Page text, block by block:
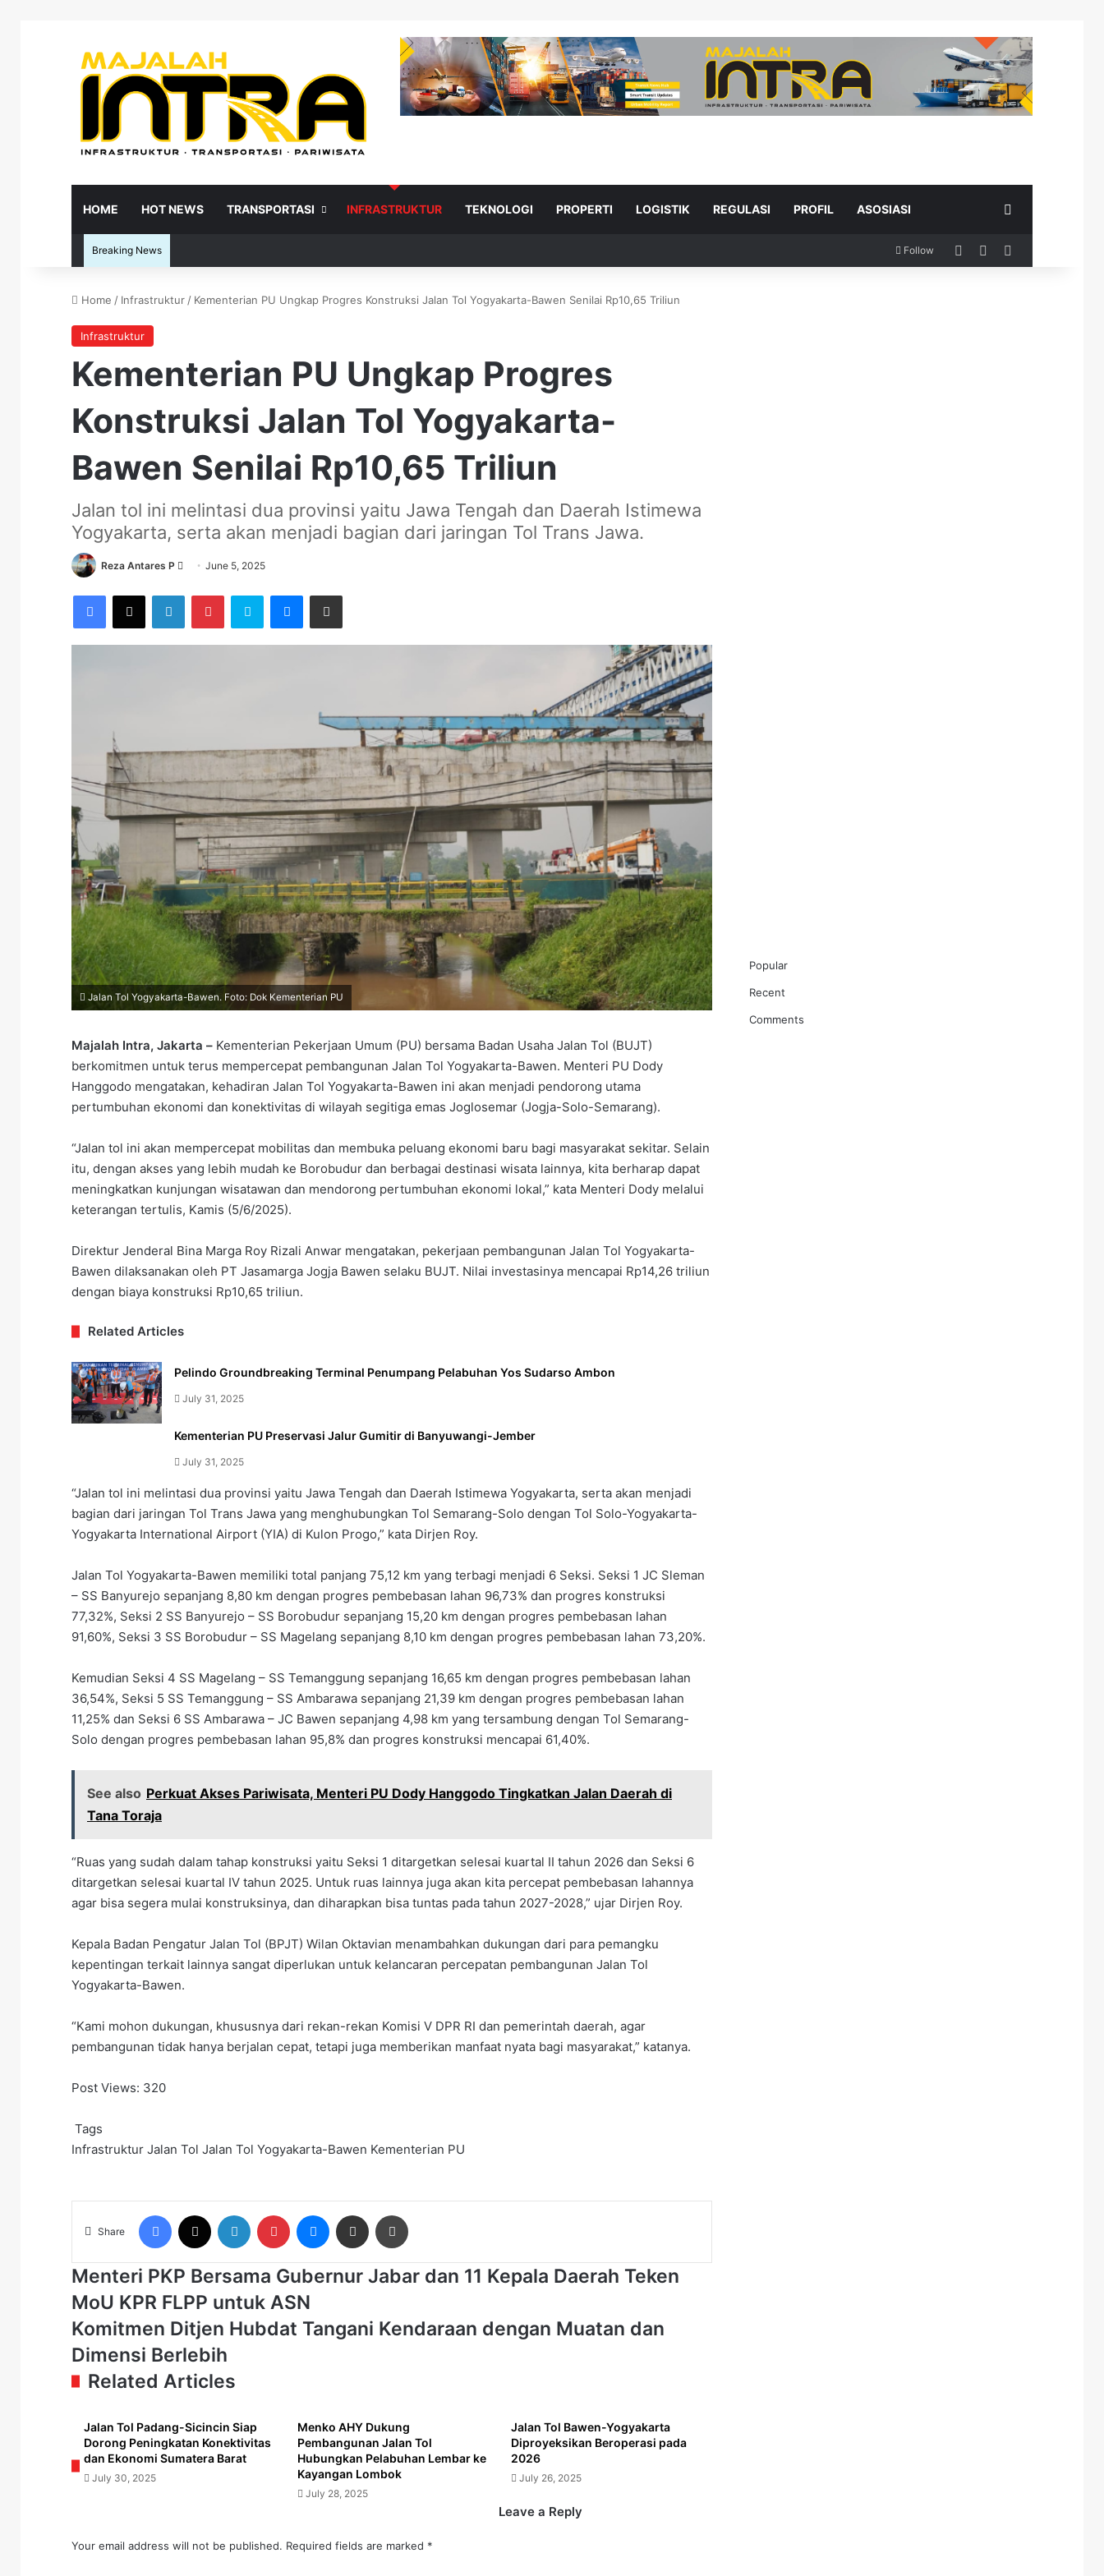
HOME HOT NEWS TRANSPORTASI INFRASTRUKTUR TEKNOLOGI PROPERTI LOGISTIK REGULASI PROFIL ASOSIASI
Breaking News Follow Log InRandom Article
Home / Infrastruktur/ Kementerian PU Ungkap Progres Konstruksi Jalan Tol Yogyakarta-Bawen Senilai Rp10,65 Triliun
Infrastruktur
Kementerian PU Ungkap Progres
Konstruksi Jalan Tol Yogyakarta-
Bawen Senilai Rp10,65 Triliun
Jalan tol ini melintasi dua provinsi yaitu Jawa Tengah dan Daerah Istimewa
Yogyakarta, serta akan menjadi bagian dari jaringan Tol Trans Jawa.
Reza Antares P
Send
email
June 5, 2025
Facebook
X LinkedInPinterestSkype Messenger
Share via Email
Jalan Tol Yogyakarta-Bawen. Foto: Dok Kementerian PU
Majalah Intra, Jakarta – Kementerian Pekerjaan Umum (PU) bersama Badan Usaha Jalan Tol (BUJT)
berkomitmen untuk terus mempercepat pembangunan Jalan Tol Yogyakarta-Bawen. Menteri PU Dody
Hanggodo mengatakan, kehadiran Jalan Tol Yogyakarta-Bawen ini akan menjadi pendorong utama
pertumbuhan ekonomi dan konektivitas di wilayah segitiga emas Joglosemar (Jogja-Solo-Semarang).
“Jalan tol ini akan mempercepat mobilitas dan membuka peluang ekonomi baru bagi masyarakat sekitar. Selain
itu, dengan akses yang lebih mudah ke Borobudur dan berbagai destinasi wisata lainnya, kita berharap dapat
meningkatkan kunjungan wisatawan dan mendorong pertumbuhan ekonomi lokal,” kata Menteri Dody melalui
keterangan tertulis, Kamis (5/6/2025).
Direktur Jenderal Bina Marga Roy Rizali Anwar mengatakan, pekerjaan pembangunan Jalan Tol Yogyakarta-
Bawen dilaksanakan oleh PT Jasamarga Jogja Bawen selaku BUJT. Nilai investasinya mencapai Rp14,26 triliun
dengan biaya konstruksi Rp10,65 triliun.
Related Articles
Pelindo Groundbreaking Terminal Penumpang Pelabuhan Yos Sudarso Ambon
July 31, 2025
Kementerian PU Preservasi Jalur Gumitir di Banyuwangi-Jember
July 31, 2025
“Jalan tol ini melintasi dua provinsi yaitu Jawa Tengah dan Daerah Istimewa Yogyakarta, serta akan menjadi
bagian dari jaringan Tol Trans Jawa yang menghubungkan Tol Semarang-Solo dengan Tol Solo-Yogyakarta-
Yogyakarta International Airport (YIA) di Kulon Progo,” kata Dirjen Roy.
Jalan Tol Yogyakarta-Bawen memiliki total panjang 75,12 km yang terbagi menjadi 6 Seksi. Seksi 1 JC Sleman
– SS Banyurejo sepanjang 8,80 km dengan progres pembebasan lahan 96,73% dan progres konstruksi
77,32%, Seksi 2 SS Banyurejo – SS Borobudur sepanjang 15,20 km dengan progres pembebasan lahan
91,60%, Seksi 3 SS Borobudur – SS Magelang sepanjang 8,10 km dengan progres pembebasan lahan 73,20%.
Kemudian Seksi 4 SS Magelang – SS Temanggung sepanjang 16,65 km dengan progres pembebasan lahan
36,54%, Seksi 5 SS Temanggung – SS Ambarawa sepanjang 21,39 km dengan progres pembebasan lahan
11,25% dan Seksi 6 SS Ambarawa – JC Bawen sepanjang 4,98 km yang tersambung dengan Tol Semarang-
Solo dengan progres pembebasan lahan 95,8% dan progres konstruksi mencapai 61,40%.
See also Perkuat Akses Pariwisata, Menteri PU Dody Hanggodo Tingkatkan Jalan Daerah di
Tana Toraja
“Ruas yang sudah dalam tahap konstruksi yaitu Seksi 1 ditargetkan selesai kuartal II tahun 2026 dan Seksi 6
ditargetkan selesai kuartal IV tahun 2025. Untuk ruas lainnya juga akan kita percepat pembebasan lahannya
agar bisa segera mulai konstruksinya, dan diharapkan bisa tuntas pada tahun 2027-2028,” ujar Dirjen Roy.
Kepala Badan Pengatur Jalan Tol (BPJT) Wilan Oktavian menambahkan dukungan dari para pemangku
kepentingan terkait lainnya sangat diperlukan untuk kelancaran percepatan pembangunan Jalan Tol
Yogyakarta-Bawen.
“Kami mohon dukungan, khususnya dari rekan-rekan Komisi V DPR RI dan pemerintah daerah, agar
pembangunan tidak hanya berjalan cepat, tetapi juga memberikan manfaat nyata bagi masyarakat,” katanya.
Post Views: 320
Tags
Infrastruktur Jalan Tol Jalan Tol Yogyakarta-Bawen Kementerian PU
Share
Facebook LinkedIn Pinterest Messenger
Share via Email
Menteri
Bersama
Gubernur
Jabar
dan
11
Kepala
Teken
MoU
KPR
FLPP
Menteri PKP Bersama Gubernur Jabar dan 11 Kepala Daerah Teken
MoU KPR FLPP untuk ASN
Komitmen
Ditjen
Hubdat
Tangani
Kendaraan
Muatan
dan
Dimensi
Berlebih
Komitmen Ditjen Hubdat Tangani Kendaraan dengan Muatan dan
Dimensi Berlebih
Related Articles
Jalan Tol Padang-Sicincin Siap
Dorong Peningkatan Konektivitas
dan Ekonomi Sumatera Barat
July 30, 2025
Menko AHY Dukung
Pembangunan Jalan Tol
Hubungkan Pelabuhan Lembar ke
Kayangan Lombok
July 28, 2025
Jalan Tol Bawen-Yogyakarta
Diproyeksikan Beroperasi pada
2026
July 26, 2025
Leave a Reply
Your email address will not be published. Required fields are marked *
Popular
Recent
Comments